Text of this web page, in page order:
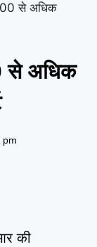
से अधिक
से अधिक
pm
की